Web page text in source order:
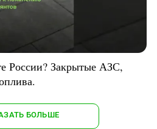
России? Закрытые АЗС,
БОЛЬШЕ